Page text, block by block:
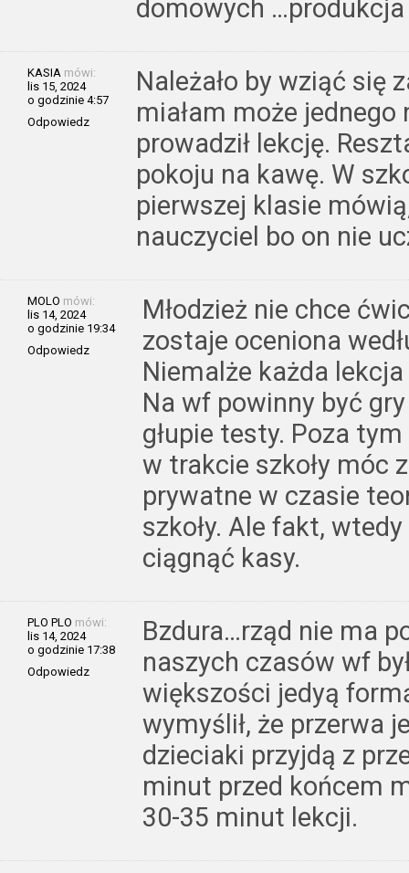
domowych
KASIA mówi:
lis 15, 2024
o godzinie 4:57
Odpowiedz
Należało by wziąć się
miałam może
prowadził lekcję.
pokoju na kawę. W
pierwszej klasie
nauczyciel bo on nie
MOLO mówi:
lis 14, 2024
o godzinie 19:34
Odpowiedz
Młodzież nie chce
zostaje oceniona
Niemalże każda
Na wf powinny być
głupie testy. Poza
w trakcie szkoły móc
prywatne w czasie
szkoły. Ale fakt,
ciągnąć kasy.
PLO PLO mówi:
lis 14, 2024
o godzinie 17:38
Odpowiedz
Bzdura…rząd nie ma
naszych czasów wf
większości jedyą
wymyślił, że przerwa
dzieciaki przyjdą z
minut przed końcem
30-35 minut lekcji.